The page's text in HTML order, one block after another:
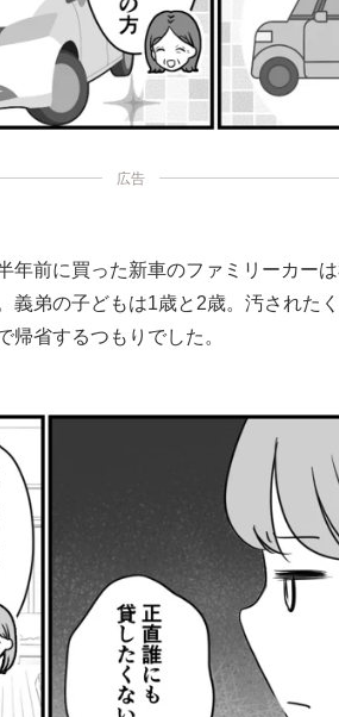
広告
年前に買った新車のファミリーカー
義弟の子どもは1歳と2歳。汚された
帰省するつもりでした。